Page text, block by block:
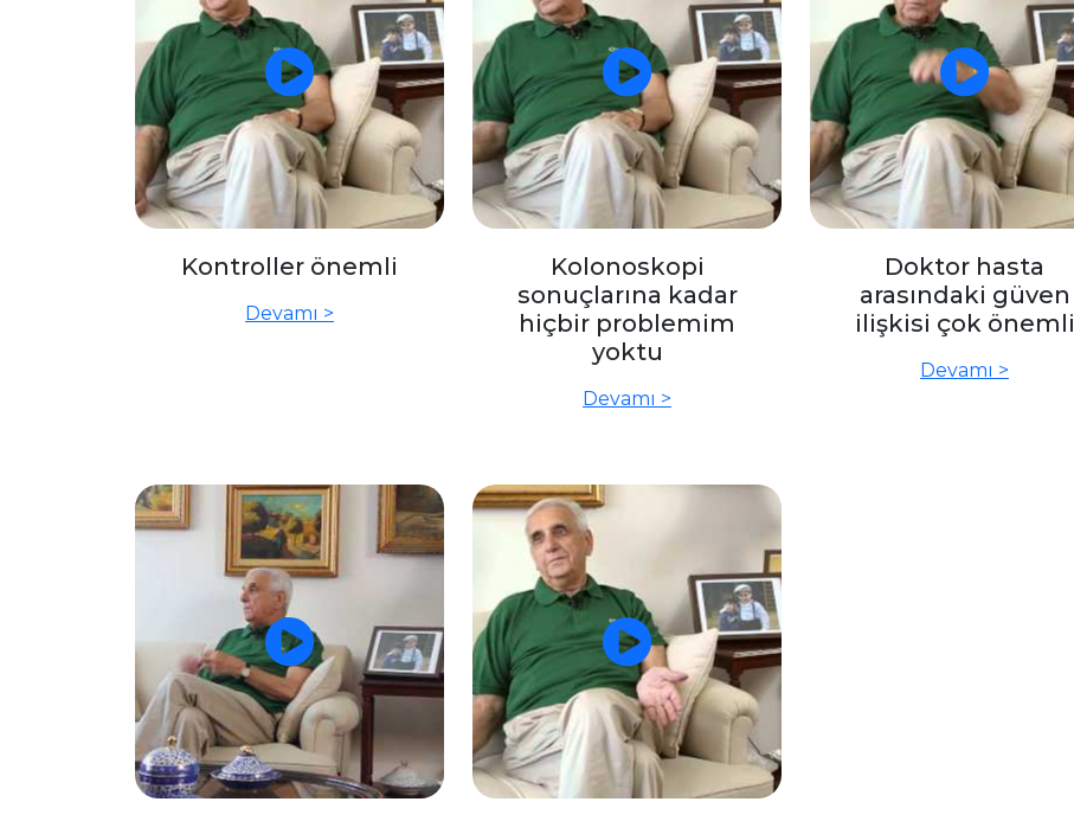
Kontroller önemli
Devamı >
Kolonoskopi
sonuçlarına kadar
hiçbir problemim
yoktu
Devamı >
Doktor hasta
arasındaki güven
ilişkisi çok önemli
Devamı >